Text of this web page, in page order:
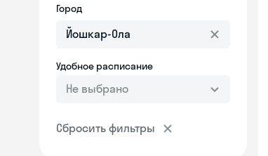
Город
Удобное расписание
Не выбрано
Сбросить фильтры